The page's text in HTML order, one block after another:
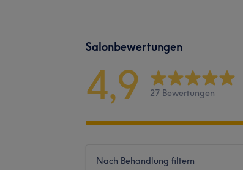
Salonbewertungen
4,9 27 Bewertungen
Nach Behandlung filtern